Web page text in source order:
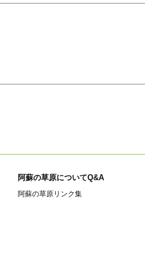
阿蘇の草原についてQ&A
阿蘇の草原リンク集